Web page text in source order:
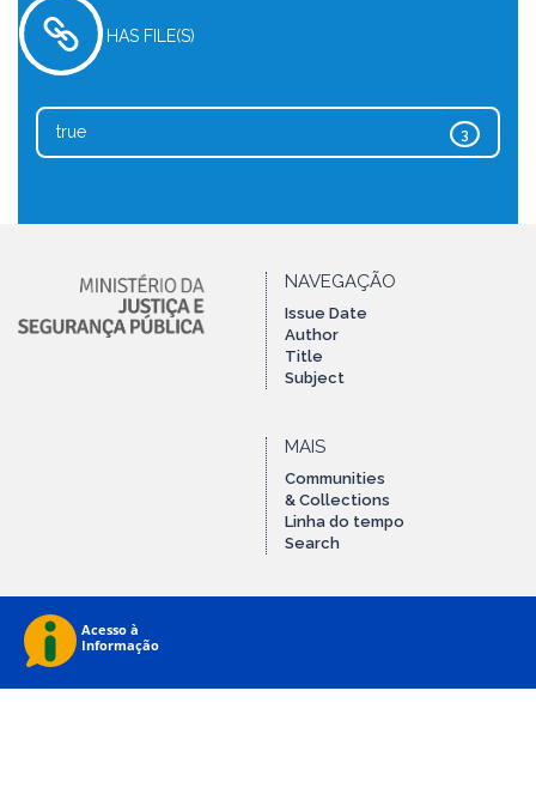
HAS FILE(S)
3
true
NAVEGAÇÃO
Issue Date
Author
Title
Subject
MAIS
Communities
& Collections
Linha do tempo
Search